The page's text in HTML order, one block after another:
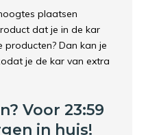
plaatsen
dat je in de kar
producten? Dan kan je
je de kar van extra
Voor 23:59
in huis!